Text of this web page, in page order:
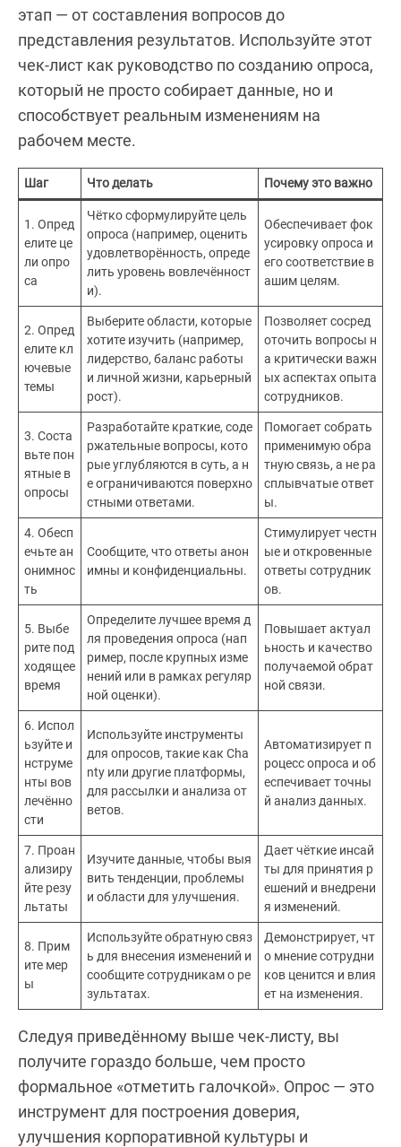
этап — от составления вопросов до
представления результатов. Используйте этот
чек-лист как руководство по созданию опроса,
который не просто собирает данные, но и
способствует реальным изменениям на
рабочем месте.
Шаг Что делать Почему это важно
1. Опред
елите це
ли опро
са
Чётко сформулируйте цель
опроса (например, оценить
удовлетворённость, опреде
лить уровень вовлечённост
и).
Обеспечивает фок
усировку опроса и
его соответствие в
ашим целям.
2. Опред
елите кл
ючевые
темы
Выберите области, которые
хотите изучить (например,
лидерство, баланс работы
и личной жизни, карьерный
рост).
Позволяет сосред
оточить вопросы н
а критически важн
ых аспектах опыта
сотрудников.
3. Соста
вьте пон
ятные в
опросы
Разработайте краткие, соде
ржательные вопросы, кото
рые углубляются в суть, а н
е ограничиваются поверхно
стными ответами.
Помогает собрать
применимую обра
тную связь, а не ра
сплывчатые ответ
ы.
4. Обесп
ечьте ан
онимнос
ть
Сообщите, что ответы анон
имны и конфиденциальны.
Стимулирует честн
ые и откровенные
ответы сотрудник
ов.
5. Выбе
рите под
ходящее
время
Определите лучшее время д
ля проведения опроса (нап
ример, после крупных изме
нений или в рамках регуляр
ной оценки).
Повышает актуал
ьность и качество
получаемой обрат
ной связи.
6. Испол
ьзуйте и
нструме
нты вов
лечённо
сти
Используйте инструменты
для опросов, такие как Cha
nty или другие платформы,
для рассылки и анализа от
ветов.
Автоматизирует п
роцесс опроса и об
еспечивает точны
й анализ данных.
7. Проан
ализиру
йте резу
льтаты
Изучите данные, чтобы выя
вить тенденции, проблемы
и области для улучшения.
Дает чёткие инсай
ты для принятия р
ешений и внедрени
я изменений.
8. Прим
ите мер
ы
Используйте обратную связ
ь для внесения изменений и
сообщите сотрудникам о ре
зультатах.
Демонстрирует, чт
о мнение сотрудни
ков ценится и влия
ет на изменения.
Следуя приведённому выше чек-листу, вы
получите гораздо больше, чем просто
формальное «отметить галочкой». Опрос — это
инструмент для построения доверия,
улучшения корпоративной культуры и